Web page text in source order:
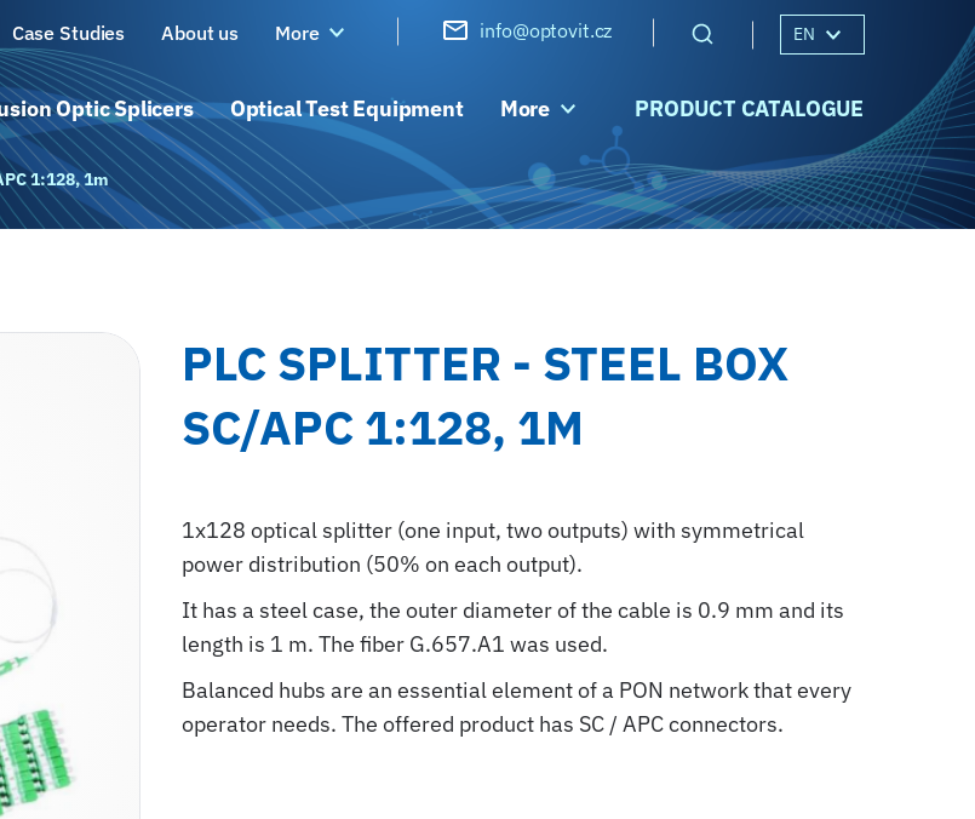
Case Studies About us More info@optovit.cz EN
Optic Splicers Optical Test Equipment More PRODUCT CATALOGUE
1:128, 1m
PLC SPLITTER - STEEL BOX
SC/APC 1:128, 1M
1x128 optical splitter (one input, two outputs) with symmetrical
power distribution (50% on each output).
It has a steel case, the outer diameter of the cable is 0.9 mm and its
length is 1 m. The fiber G.657.A1 was used.
Balanced hubs are an essential element of a PON network that every
operator needs. The offered product has SC / APC connectors.